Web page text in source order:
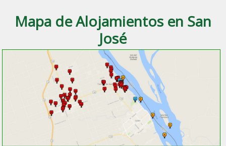
Mapa de Alojamientos en San
José